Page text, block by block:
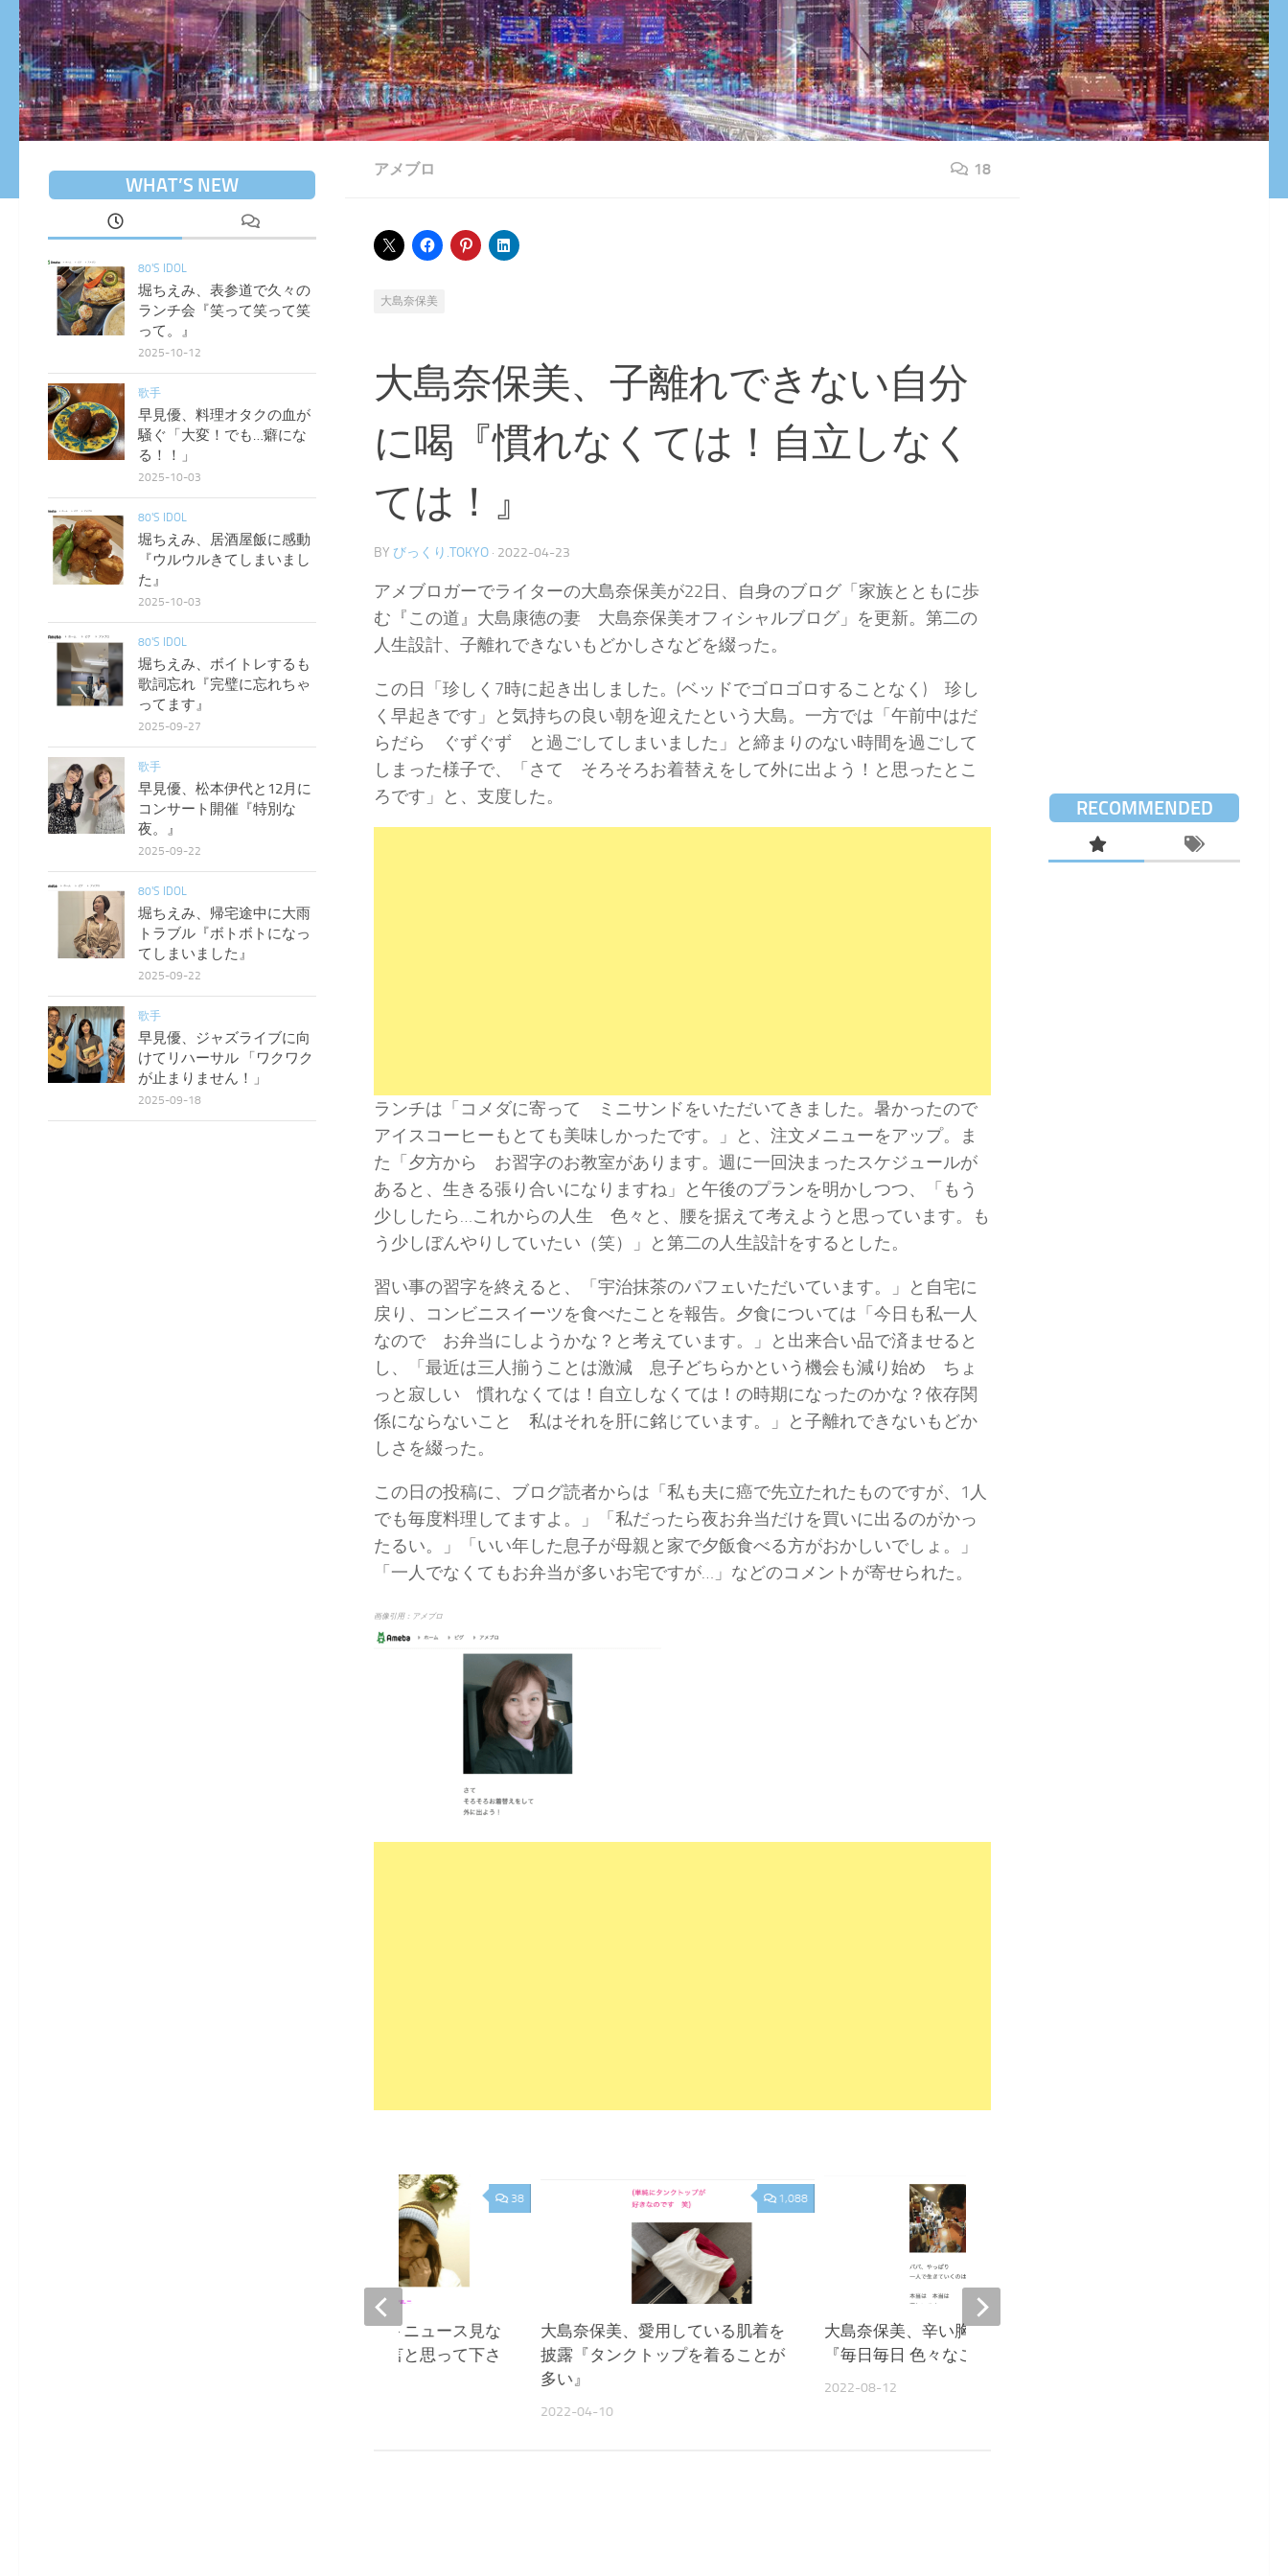
アメブロ 18
大島奈保美
大島奈保美、子離れできない自分
に喝『慣れなくては！自立しなく
ては！』
BY びっくり.TOKYO · 2022-04-23
アメブロガーでライターの大島奈保美が22日、自身のブログ「家族とともに歩
む『この道』大島康徳の妻 大島奈保美オフィシャルブログ」を更新。第二の
人生設計、子離れできないもどかしさなどを綴った。
この日「珍しく7時に起き出しました。(ベッドでゴロゴロすることなく) 珍し
く早起きです」と気持ちの良い朝を迎えたという大島。一方では「午前中はだ
らだら ぐずぐず と過ごしてしまいました」と締まりのない時間を過ごして
しまった様子で、「さて そろそろお着替えをして外に出よう！と思ったとこ
ろです」と、支度した。
ランチは「コメダに寄って ミニサンドをいただいてきました。暑かったので
アイスコーヒーもとても美味しかったです。」と、注文メニューをアップ。ま
た「夕方から お習字のお教室があります。週に一回決まったスケジュールが
あると、生きる張り合いになりますね」と午後のプランを明かしつつ、「もう
少ししたら…これからの人生 色々と、腰を据えて考えようと思っています。も
う少しぼんやりしていたい（笑）」と第二の人生設計をするとした。
習い事の習字を終えると、「宇治抹茶のパフェいただいています。」と自宅に
戻り、コンビニスイーツを食べたことを報告。夕食については「今日も私一人
なので お弁当にしようかな？と考えています。」と出来合い品で済ませると
し、「最近は三人揃うことは激減 息子どちらかという機会も減り始め ちょ
っと寂しい 慣れなくては！自立しなくては！の時期になったのかな？依存関
係にならないこと 私はそれを肝に銘じています。」と子離れできないもどか
しさを綴った。
この日の投稿に、ブログ読者からは「私も夫に癌で先立たれたものですが、1人
でも毎度料理してますよ。」「私だったら夜お弁当だけを買いに出るのがかっ
たるい。」「いい年した息子が母親と家で夕飯食べる方がおかしいでしょ。」
「一人でなくてもお弁当が多いお宅ですが…」などのコメントが寄せられた。
画像引用：アメブロ
1,088
大島奈保美、愛用している肌着を
披露『タンクトップを着ることが
多い』
2022-04-10
大島奈保美、辛い胸の内を吐露
『毎日毎日 色々なことが 怖い』
2022-08-12
38
大島奈保美、ネットニュース見な
い宣言『私の独り言と思って下さ
WHAT’S NEW
80'S IDOL
堀ちえみ、表参道で久々の
ランチ会『笑って笑って笑
って。』
2025-10-12
歌手
早見優、料理オタクの血が
騒ぐ「大変！でも…癖にな
る！！」
2025-10-03
80'S IDOL
堀ちえみ、居酒屋飯に感動
『ウルウルきてしまいまし
た』
2025-10-03
80'S IDOL
堀ちえみ、ボイトレするも
歌詞忘れ『完璧に忘れちゃ
ってます』
2025-09-27
歌手
早見優、松本伊代と12月に
コンサート開催『特別な
夜。』
2025-09-22
80'S IDOL
堀ちえみ、帰宅途中に大雨
トラブル『ボトボトになっ
てしまいました』
2025-09-22
歌手
早見優、ジャズライブに向
けてリハーサル 「ワクワク
が止まりません！」
2025-09-18
RECOMMENDED